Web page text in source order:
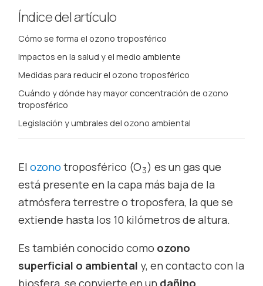
Índice del artículo
Cómo se forma el ozono troposférico
Impactos en la salud y el medio ambiente
Medidas para reducir el ozono troposférico
Cuándo y dónde hay mayor concentración de ozono
troposférico
Legislación y umbrales del ozono ambiental
Elozono troposférico (O3) es un gas que
está presente en la capa más baja de la
atmósfera terrestre o troposfera, la que se
extiende hasta los 10 kilómetros de altura.
Es también conocido como ozono
superficial o ambiental y, en contacto con la